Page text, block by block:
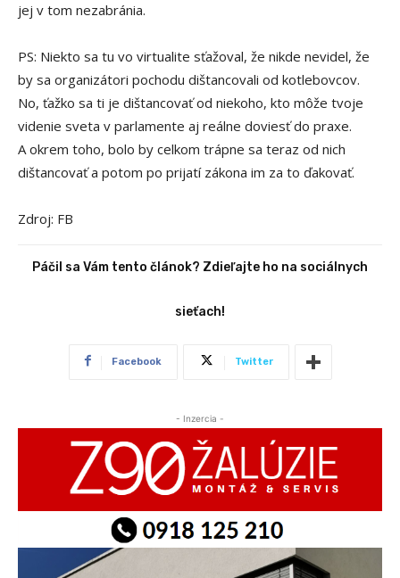
jej v tom nezabránia.
PS: Niekto sa tu vo virtualite sťažoval, že nikde nevidel, že
by sa organizátori pochodu dištancovali od kotlebovcov.
No, ťažko sa ti je dištancovať od niekoho, kto môže tvoje
videnie sveta v parlamente aj reálne doviesť do praxe.
A okrem toho, bolo by celkom trápne sa teraz od nich
dištancovať a potom po prijatí zákona im za to ďakovať.
Zdroj: FB
Páčil sa Vám tento článok? Zdieľajte ho na sociálnych
sieťach!
Facebook Twitter
- Inzercia -